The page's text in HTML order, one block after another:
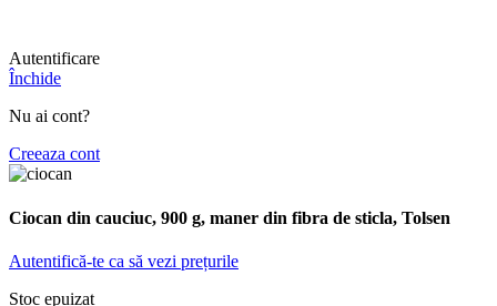
Autentificare
Închide
Nu ai cont?
Creeaza cont
Ciocan din cauciuc, 900 g, maner din fibra de sticla, Tolsen
Autentifică-te ca să vezi prețurile
Stoc epuizat